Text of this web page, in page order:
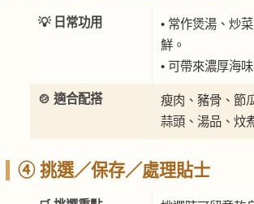
💡 日常功用
• 常作煲湯、炒
鮮。
• 可帶來濃厚海
🍲 適合配搭
瘦肉、豬骨、節
蒜頭、湯品、炆
④ 挑選／保存／處理貼士